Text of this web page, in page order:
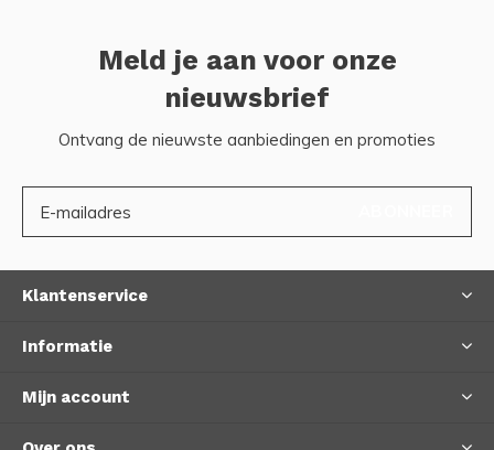
Meld je aan voor onze
nieuwsbrief
Ontvang de nieuwste aanbiedingen en promoties
Klantenservice
Informatie
Mijn account